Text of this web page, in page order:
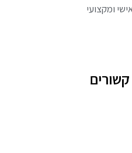
ומקצועי